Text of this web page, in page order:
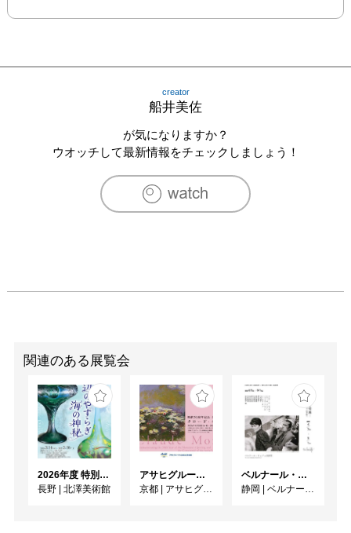
「NirvanaーLive painting installation 」（street
「Nirvana－Shineplexusー」　(ギャラリーRay/
2007　「メタモルフォーゼと桃源郷」、Bunkamuraギャ
ラリー+／東京
2009　「Driveー領域の境界を旅する」、京都精華大学ギ
1999　「contemporary young painters exhibition from
2002　「第13回関口芸術基金賞展 」(柏市文化フォーラム
2003　「トーキョーワンダーウォール」、東京都現代美術
館／東京
「想画集」　(VOICEGALLERY/京都）
「私の風景」　(ASK? art space kimura /東京）
「Stay With Art ~眠りの情景~水･土･火･風」
(T-point hotel art project/大阪)
2004　「京都府美術工芸新鋭選抜展2004～新しい波
creator
船井美佐
が気になりますか？
ウオッチして最新情報をチェックしましょう！
関連のある展覧会
2026年度 特別展「ガレとドーム、アール･ヌーヴォーのガラス 水辺のやすらぎ、海の神秘」
長野 | 北澤美術館
アサヒグループ大山崎山荘美術館 開館30周年記念展「没後100年 クロード・モネ」
京都 | アサヒグループ大山崎山荘美術館
ベルナール・ビュフェと写真 ーカメラがとらえたビュフェとその時代、そして21 世紀へ
静岡 | ベルナール・ビュフェ美術館